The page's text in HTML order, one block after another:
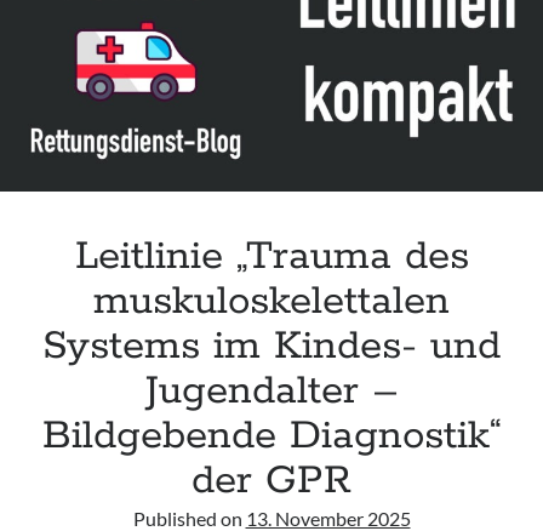
acute respiratory failure“ der Polish Society of Anaesthesiology and
Intensive Therapy
Leitlinie „Management of Hypercalcaemia in Adult Patients in the
Emergency Department“ der IAEM
Leitlinie „Behavioural Emergencies in Emergency Departments“ der IFEM
Leitlinie „Management of Acute Upper Gastrointestinal Bleeding in the
Emergency Department“ der IAEM
Leitlinie „Trauma des
muskuloskelettalen
Systems im Kindes- und
Jugendalter –
Bildgebende Diagnostik“
der GPR
Published on 13. November 2025